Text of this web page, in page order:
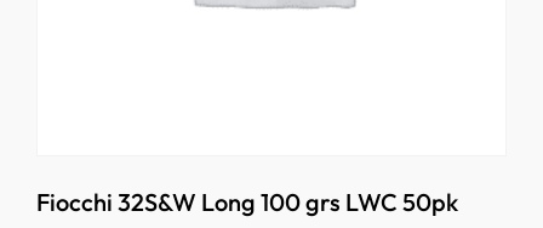
Fiocchi 32S&W Long 100 grs LWC 50pk